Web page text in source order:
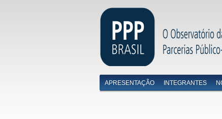
Menu primário
APRESENTAÇÃO INTEGRANTES